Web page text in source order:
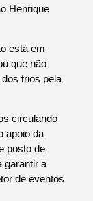
Henrique
está em
que não
trios pela
circulando
apoio da
posto de
garantir a
de eventos